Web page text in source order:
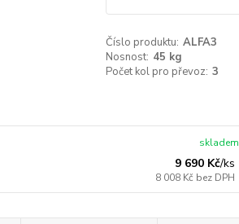
Číslo produktu: ALFA3
Nosnost: 45 kg
Počet kol pro převoz: 3
9 690 Kč/ks
8 008 Kč bez DPH
skladem